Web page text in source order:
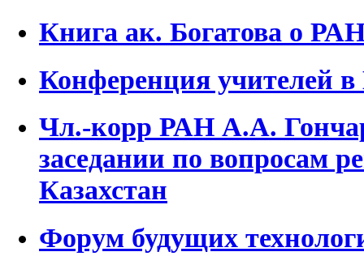
Книга ак. Богатова о
Конференция учителей
Чл.-корр РАН А.А.
заседании по вопросам
Казахстан
Форум будущих